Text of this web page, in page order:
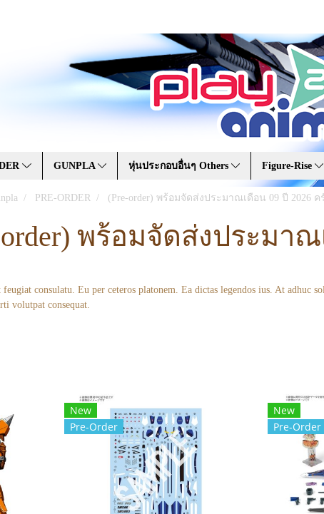
GUNPLA หุ่นประกอบอื่นๆ Others Figure-Rise
PRE-ORDER (Pre-order) พร้อมจัดส่งประมาณเดือน 09 ปี 2026 ค
order) พร้อมจัดส่งประมา
consulatu. Eu per ceteros platonem. Ea dictas legendos ius. At adhuc
volutpat consequat.
New
Pre-Order
New
Pre-Order